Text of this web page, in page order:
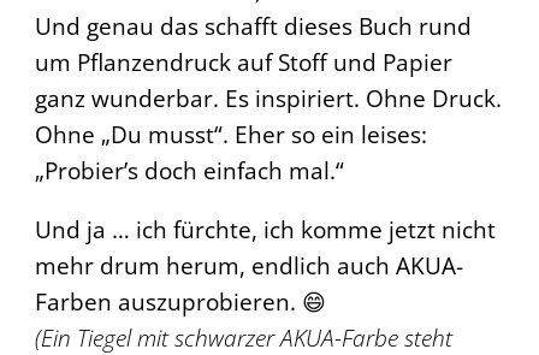
Und genau das schafft dieses Buch rund
um Pflanzendruck auf Stoff und Papier
ganz wunderbar. Es inspiriert. Ohne Druck.
Ohne „Du musst“. Eher so ein leises:
„Probier’s doch einfach mal.“
Und ja … ich fürchte, ich komme jetzt nicht
mehr drum herum, endlich auch AKUA-
Farben auszuprobieren. 😄
(Ein Tiegel mit schwarzer AKUA-Farbe steht